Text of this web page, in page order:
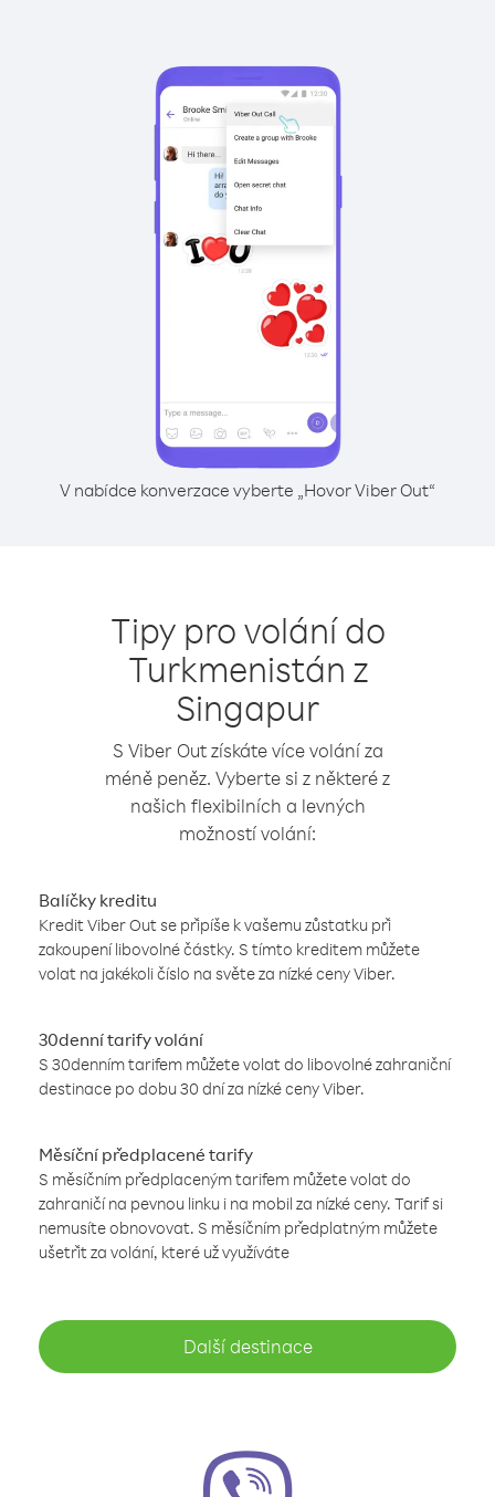
V nabídce konverzace vyberte „Hovor Viber Out“
Tipy pro volání do
Turkmenistán z
Singapur
S Viber Out získáte více volání za
méně peněz. Vyberte si z některé z
našich flexibilních a levných
možností volání:
Balíčky kreditu
Kredit Viber Out se připíše k vašemu zůstatku při
zakoupení libovolné částky. S tímto kreditem můžete
volat na jakékoli číslo na světe za nízké ceny Viber.
30denní tarify volání
S 30denním tarifem můžete volat do libovolné zahraniční
destinace po dobu 30 dní za nízké ceny Viber.
Měsíční předplacené tarify
S měsíčním předplaceným tarifem můžete volat do
zahraničí na pevnou linku i na mobil za nízké ceny. Tarif si
nemusíte obnovovat. S měsíčním předplatným můžete
ušetřit za volání, které už využíváte
Další destinace